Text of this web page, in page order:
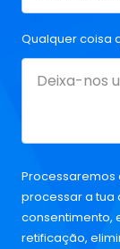
Qualquer coisa
Processaremos
processar a tua
consentimento,
retificação,